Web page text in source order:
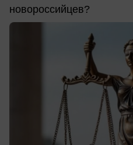
новороссийцев?